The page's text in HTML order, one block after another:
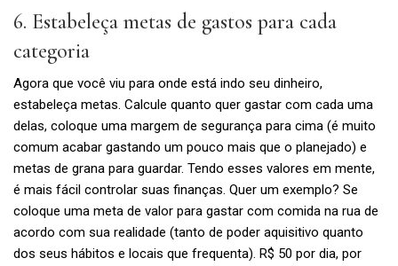
6. Estabeleça metas de gastos para cada
categoria
Agora que você viu para onde está indo seu dinheiro,
estabeleça metas. Calcule quanto quer gastar com cada uma
delas, coloque uma margem de segurança para cima (é muito
comum acabar gastando um pouco mais que o planejado) e
metas de grana para guardar. Tendo esses valores em mente,
é mais fácil controlar suas finanças. Quer um exemplo? Se
coloque uma meta de valor para gastar com comida na rua de
acordo com sua realidade (tanto de poder aquisitivo quanto
dos seus hábitos e locais que frequenta). R$ 50 por dia, por